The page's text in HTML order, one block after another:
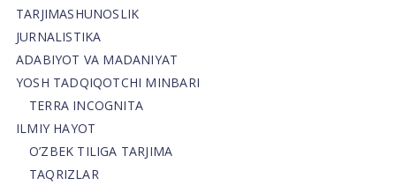
TARJIMASHUNOSLIK
JURNALISTIKA
ADABIYOT VA MADANIYAT
YOSH TADQIQOTCHI MINBARI
TERRA INCOGNITA
ILMIY HAYOT
O’ZBEK TILIGA TARJIMA
TAQRIZLAR